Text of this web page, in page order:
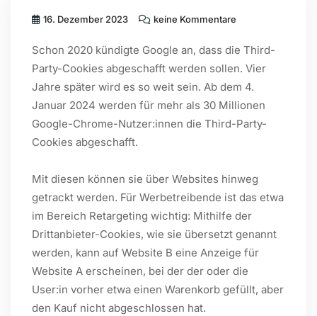
16. Dezember 2023 keine Kommentare
Schon 2020 kündigte Google an, dass die Third-
Party-Cookies abgeschafft werden sollen. Vier
Jahre später wird es so weit sein. Ab dem 4.
Januar 2024 werden für mehr als 30 Millionen
Google-Chrome-Nutzer:innen die Third-Party-
Cookies abgeschafft.
Mit diesen können sie über Websites hinweg
getrackt werden. Für Werbetreibende ist das etwa
im Bereich Retargeting wichtig: Mithilfe der
Drittanbieter-Cookies, wie sie übersetzt genannt
werden, kann auf Website B eine Anzeige für
Website A erscheinen, bei der der oder die
User:in vorher etwa einen Warenkorb gefüllt, aber
den Kauf nicht abgeschlossen hat.